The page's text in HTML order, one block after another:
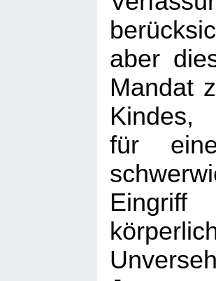
aber
Mandat
Kindes,
für